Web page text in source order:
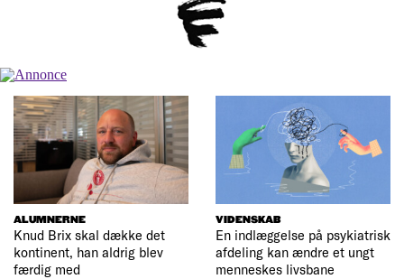
ALUMNERNE
Knud Brix skal dække det
kontinent, han aldrig blev
færdig med
VIDENSKAB
En indlæggelse på psykiatrisk
afdeling kan ændre et ungt
menneskes livsbane